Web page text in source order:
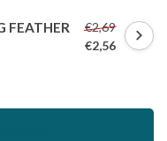
FEATHER
€2,69
€2,56